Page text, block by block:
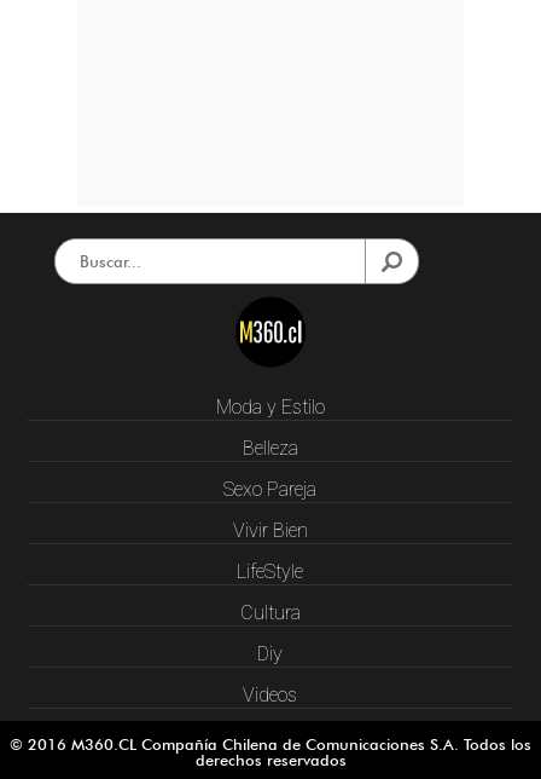
Moda y Estilo
Belleza
Sexo Pareja
Vivir Bien
LifeStyle
Cultura
Diy
Videos
© 2016 M360.CL Compañía Chilena de Comunicaciones S.A. Todos los
derechos reservados